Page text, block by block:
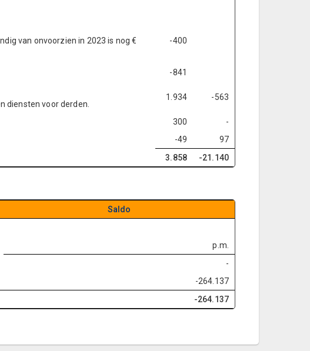
van onvoorzien in 2023 is nog €
-400
-841
diensten voor derden.
1.934 -563
300
-
-49
97
3.858
-21.140
Saldo
p.m.
-
-264.137
-264.137